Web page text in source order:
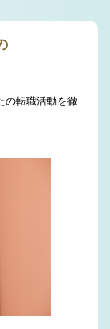
の転職活動を徹